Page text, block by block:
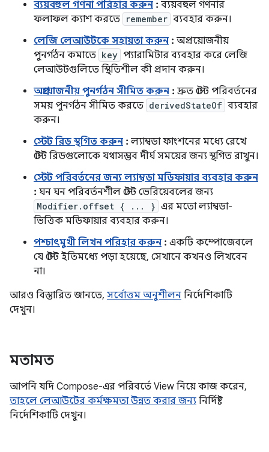
ব্যয়বহুল গণনা পরিহার করুন : ব্যয়বহুল গণনার
ফলাফল ক্যাশ করতে remember ব্যবহার করুন।
লেজি লেআউটকে সহায়তা করুন : অপ্রয়োজনীয়
পুনর্গঠন কমাতে key প্যারামিটার ব্যবহার করে লেজি
লেআউটগুলিতে স্থিতিশীল কী প্রদান করুন।
অপ্রয়োজনীয় পুনর্গঠন সীমিত করুন : দ্রুত স্টেট পরিবর্তনের
সময় পুনর্গঠন সীমিত করতে derivedStateOf ব্যবহার
করুন।
স্টেট রিড স্থগিত করুন : ল্যাম্বডা ফাংশনের মধ্যে রেখে
স্টেট রিডগুলোকে যথাসম্ভব দীর্ঘ সময়ের জন্য স্থগিত রাখুন।
স্টেট পরিবর্তনের জন্য ল্যাম্বডা মডিফায়ার ব্যবহার করুন
: ঘন ঘন পরিবর্তনশীল স্টেট ভেরিয়েবলের জন্য
Modifier.offset { ... } এর মতো ল্যাম্বডা-
ভিত্তিক মডিফায়ার ব্যবহার করুন।
পশ্চাৎমুখী লিখন পরিহার করুন : একটি কম্পোজেবলে
যে স্টেট ইতিমধ্যে পড়া হয়েছে, সেখানে কখনও লিখবেন
না।
আরও বিস্তারিত জানতে, সর্বোত্তম অনুশীলন নির্দেশিকাটি
দেখুন।
মতামত
আপনি যদি Compose-এর পরিবর্তে View নিয়ে কাজ করেন,
তাহলে লেআউটের কর্মক্ষমতা উন্নত করার জন্য নির্দিষ্ট
নির্দেশিকাটি দেখুন।